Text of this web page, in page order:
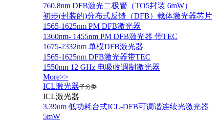
760.8nm DFB激光二极管（TO5封装 6mW）
初步(封装的)分布式反馈（DFB）载体激光器芯片
1565-1625nm PM DFB激光器
1360nm- 1455nm PM DFB激光器 带TEC
1675-2332nm 单模DFB激光器
1565-1625nm DFB激光器带TEC
1550nm 12 GHz 电吸收调制激光器
More>>
ICL激光器子分类
ICL激光器
3.39um 低功耗台式ICL-DFB可调谐连续光激光器
5mW